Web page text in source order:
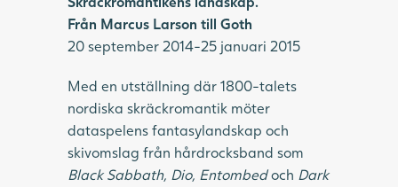
Från Marcus Larson till Goth
20 september 2014-25 januari 2015
Med en utställning där 1800-talets
nordiska skräckromantik möter
dataspelens fantasylandskap och
skivomslag från hårdrocksband som
Black Sabbath, Dio, Entombedoch Dark